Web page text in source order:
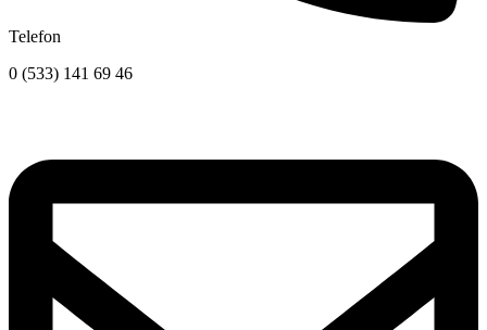
Telefon
0 (533) 141 69 46